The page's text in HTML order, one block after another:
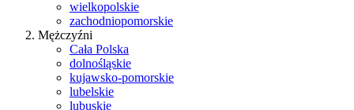
wielkopolskie
zachodniopomorskie
Mężczyźni
Cała Polska
dolnośląskie
kujawsko-pomorskie
lubelskie
lubuskie